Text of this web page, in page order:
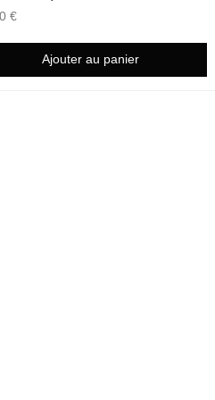
€
Ajouter au panier